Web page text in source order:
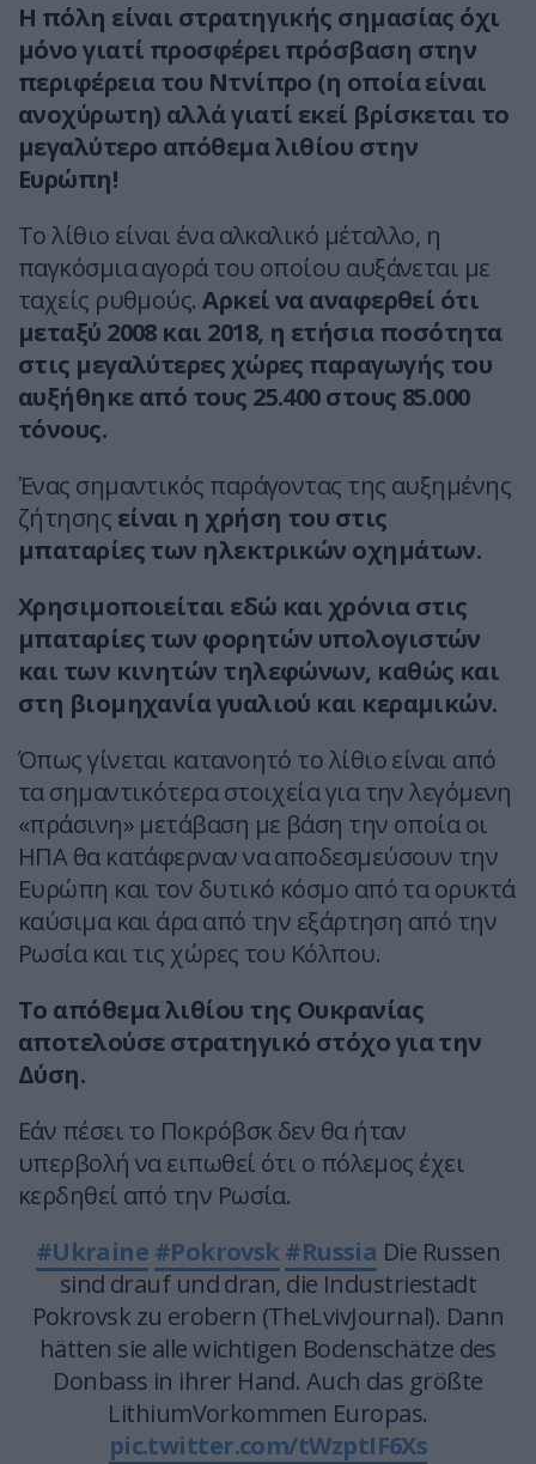
Η πόλη είναι στρατηγικής σημασίας όχι
μόνο γιατί προσφέρει πρόσβαση στην
περιφέρεια του Ντνίπρο (η οποία είναι
ανοχύρωτη) αλλά γιατί εκεί βρίσκεται το
μεγαλύτερο απόθεμα λιθίου στην
Ευρώπη!
Το λίθιο είναι ένα αλκαλικό μέταλλο, η
παγκόσμια αγορά του οποίου αυξάνεται με
ταχείς ρυθμούς.Αρκεί να αναφερθεί ότι
μεταξύ 2008 και 2018, η ετήσια ποσότητα
στις μεγαλύτερες χώρες παραγωγής του
αυξήθηκε από τους 25.400 στους 85.000
τόνους.
Ένας σημαντικός παράγοντας της αυξημένης
ζήτησης είναι η χρήση του στις
μπαταρίες των ηλεκτρικών οχημάτων.
Χρησιμοποιείται εδώ και χρόνια στις
μπαταρίες των φορητών υπολογιστών
και των κινητών τηλεφώνων, καθώς και
στη βιομηχανία γυαλιού και κεραμικών.
Όπως γίνεται κατανοητό το λίθιο είναι από
τα σημαντικότερα στοιχεία για την λεγόμενη
«πράσινη» μετάβαση με βάση την οποία οι
ΗΠΑ θα κατάφερναν να αποδεσμεύσουν την
Ευρώπη και τον δυτικό κόσμο από τα ορυκτά
καύσιμα και άρα από την εξάρτηση από την
Ρωσία και τις χώρες του Κόλπου.
Το απόθεμα λιθίου της Ουκρανίας
αποτελούσε στρατηγικό στόχο για την
Δύση.
Εάν πέσει το Ποκρόβσκ δεν θα ήταν
υπερβολή να ειπωθεί ότι ο πόλεμος έχει
κερδηθεί από την Ρωσία.
#Ukraine #Pokrovsk#Russia Die Russen
sind drauf und dran, die Industriestadt
Pokrovsk zu erobern (TheLvivJournal). Dann
hätten sie alle wichtigen Bodenschätze des
Donbass in ihrer Hand. Auch das größte
LithiumVorkommen Europas.
pic.twitter.com/tWzptIF6Xs